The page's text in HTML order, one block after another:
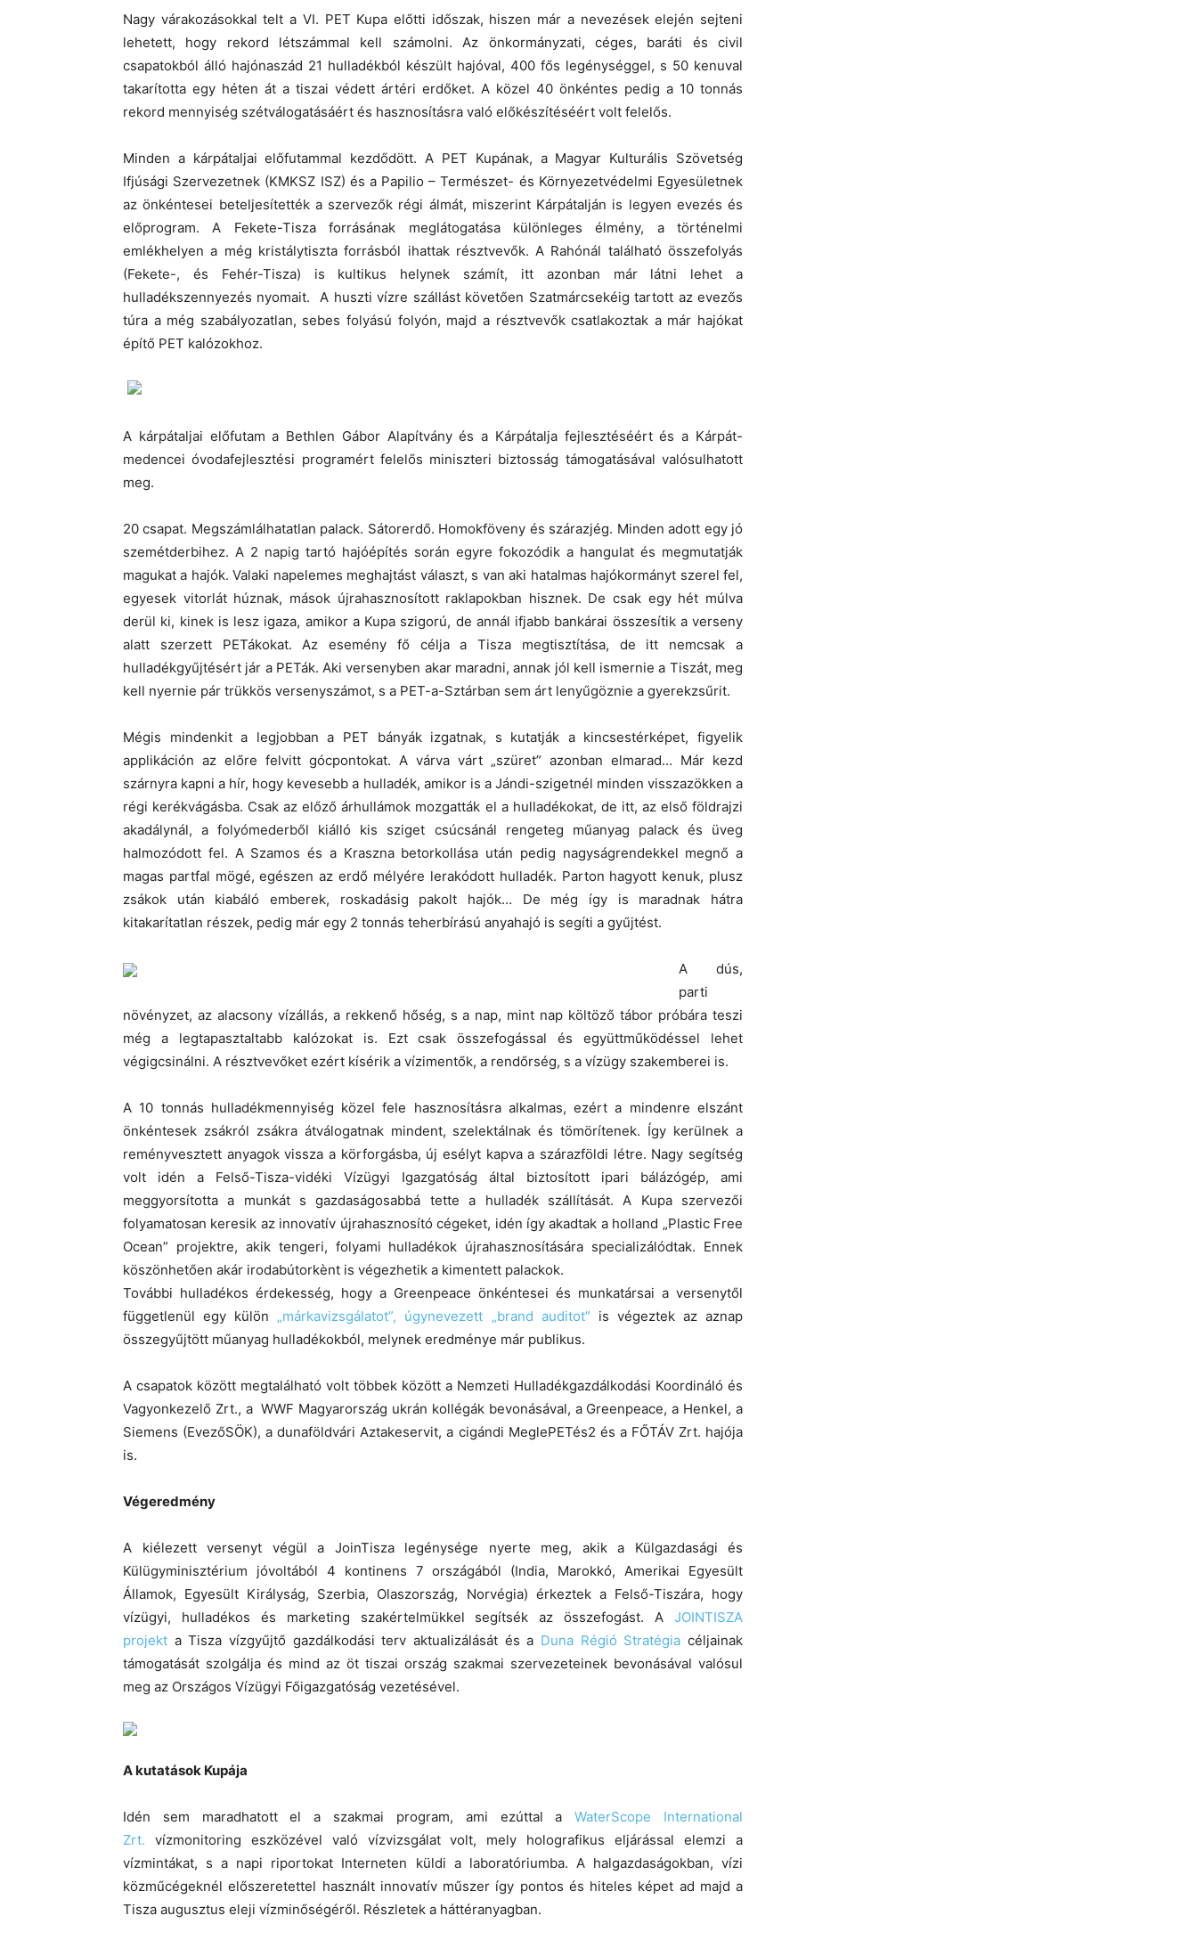
Nagy várakozásokkal telt a VI. PET Kupa előtti időszak, hiszen már a nevezések elején sejteni
lehetett, hogy rekord létszámmal kell számolni. Az önkormányzati, céges, baráti és civil
csapatokból álló hajónaszád 21 hulladékból készült hajóval, 400 fős legénységgel, s 50 kenuval
takarította egy héten át a tiszai védett ártéri erdőket. A közel 40 önkéntes pedig a 10 tonnás
rekord mennyiség szétválogatásáért és hasznosításra való előkészítéséért volt felelős.
Minden a kárpátaljai előfutammal kezdődött. A PET Kupának, a Magyar Kulturális Szövetség
Ifjúsági Szervezetnek (KMKSZ ISZ) és a Papilio – Természet- és Környezetvédelmi Egyesületnek
az önkéntesei beteljesítették a szervezők régi álmát, miszerint Kárpátalján is legyen evezés és
előprogram. A Fekete-Tisza forrásának meglátogatása különleges élmény, a történelmi
emlékhelyen a még kristálytiszta forrásból ihattak résztvevők. A Rahónál található összefolyás
(Fekete-, és Fehér-Tisza) is kultikus helynek számít, itt azonban már látni lehet a
hulladékszennyezés nyomait. A huszti vízre szállást követően Szatmárcsekéig tartott az evezős
túra a még szabályozatlan, sebes folyású folyón, majd a résztvevők csatlakoztak a már hajókat
építő PET kalózokhoz.
A kárpátaljai előfutam a Bethlen Gábor Alapítvány és a Kárpátalja fejlesztéséért és a Kárpát-
medencei óvodafejlesztési programért felelős miniszteri biztosság támogatásával valósulhatott
meg.
20 csapat. Megszámlálhatatlan palack. Sátorerdő. Homokföveny és szárazjég. Minden adott egy jó
szemétderbihez. A 2 napig tartó hajóépítés során egyre fokozódik a hangulat és megmutatják
magukat a hajók. Valaki napelemes meghajtást választ, s van aki hatalmas hajókormányt szerel fel,
egyesek vitorlát húznak, mások újrahasznosított raklapokban hisznek. De csak egy hét múlva
derül ki, kinek is lesz igaza, amikor a Kupa szigorú, de annál ifjabb bankárai összesítik a verseny
alatt szerzett PETákokat. Az esemény fő célja a Tisza megtisztítása, de itt nemcsak a
hulladékgyűjtésért jár a PETák. Aki versenyben akar maradni, annak jól kell ismernie a Tiszát, meg
kell nyernie pár trükkös versenyszámot, s a PET-a-Sztárban sem árt lenyűgöznie a gyerekzsűrit.
Mégis mindenkit a legjobban a PET bányák izgatnak, s kutatják a kincsestérképet, figyelik
applikáción az előre felvitt gócpontokat. A várva várt „szüret” azonban elmarad… Már kezd
szárnyra kapni a hír, hogy kevesebb a hulladék, amikor is a Jándi-szigetnél minden visszazökken a
régi kerékvágásba. Csak az előző árhullámok mozgatták el a hulladékokat, de itt, az első földrajzi
akadálynál, a folyómederből kiálló kis sziget csúcsánál rengeteg műanyag palack és üveg
halmozódott fel. A Szamos és a Kraszna betorkollása után pedig nagyságrendekkel megnő a
magas partfal mögé, egészen az erdő mélyére lerakódott hulladék. Parton hagyott kenuk, plusz
zsákok után kiabáló emberek, roskadásig pakolt hajók… De még így is maradnak hátra
kitakarítatlan részek, pedig már egy 2 tonnás teherbírású anyahajó is segíti a gyűjtést.
A dús,
parti
növényzet, az alacsony vízállás, a rekkenő hőség, s a nap, mint nap költöző tábor próbára teszi
még a legtapasztaltabb kalózokat is. Ezt csak összefogással és együttműködéssel lehet
végigcsinálni. A résztvevőket ezért kísérik a vízimentők, a rendőrség, s a vízügy szakemberei is.
A 10 tonnás hulladékmennyiség közel fele hasznosításra alkalmas, ezért a mindenre elszánt
önkéntesek zsákról zsákra átválogatnak mindent, szelektálnak és tömörítenek. Így kerülnek a
reményvesztett anyagok vissza a körforgásba, új esélyt kapva a szárazföldi létre. Nagy segítség
volt idén a Felső-Tisza-vidéki Vízügyi Igazgatóság által biztosított ipari bálázógép, ami
meggyorsította a munkát s gazdaságosabbá tette a hulladék szállítását. A Kupa szervezői
folyamatosan keresik az innovatív újrahasznosító cégeket, idén így akadtak a holland „Plastic Free
Ocean” projektre, akik tengeri, folyami hulladékok újrahasznosítására specializálódtak. Ennek
köszönhetően akár irodabútorkènt is végezhetik a kimentett palackok.
További hulladékos érdekesség, hogy a Greenpeace önkéntesei és munkatársai a versenytől
függetlenül egy külön „márkavizsgálatot”, úgynevezett „brand auditot” is végeztek az aznap
összegyűjtött műanyag hulladékokból, melynek eredménye már publikus.
A csapatok között megtalálható volt többek között a Nemzeti Hulladékgazdálkodási Koordináló és
Vagyonkezelő Zrt., a WWF Magyarország ukrán kollégák bevonásával, a Greenpeace, a Henkel, a
Siemens (EvezőSÖK), a dunaföldvári Aztakeservit, a cigándi MeglePETés2 és a FŐTÁV Zrt. hajója
is.
Végeredmény
A kiélezett versenyt végül a JoinTisza legénysége nyerte meg, akik a Külgazdasági és
Külügyminisztérium jóvoltából 4 kontinens 7 országából (India, Marokkó, Amerikai Egyesült
Államok, Egyesült Királyság, Szerbia, Olaszország, Norvégia) érkeztek a Felső-Tiszára, hogy
vízügyi, hulladékos és marketing szakértelmükkel segítsék az összefogást. A JOINTISZA
projekt a Tisza vízgyűjtő gazdálkodási terv aktualizálását és a Duna Régió Stratégia céljainak
támogatását szolgálja és mind az öt tiszai ország szakmai szervezeteinek bevonásával valósul
meg az Országos Vízügyi Főigazgatóság vezetésével.
A kutatások Kupája
Idén sem maradhatott el a szakmai program, ami ezúttal aWaterScope International
Zrt. vízmonitoring eszközével való vízvizsgálat volt, mely holografikus eljárással elemzi a
vízmintákat, s a napi riportokat Interneten küldi a laboratóriumba. A halgazdaságokban, vízi
közműcégeknél előszeretettel használt innovatív műszer így pontos és hiteles képet ad majd a
Tisza augusztus eleji vízminőségéről. Részletek a háttéranyagban.